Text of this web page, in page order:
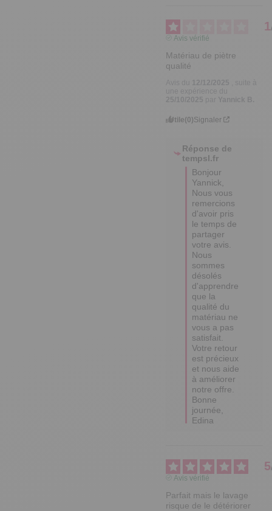
1
Avis vérifié
Matériau de piètre
qualité
12/12/2025
une expérience du
25/10/2025
par Yannick B.
Utile(0)Signaler
Réponse de
tempsl.fr
Bonjour
Yannick,
Nous vous
remercions
d'avoir pris
le temps de
partager
votre avis.
Nous
sommes
désolés
d'apprendre
que la
qualité du
matériau ne
vous a pas
satisfait.
Votre retour
est précieux
et nous aide
à améliorer
notre offre.
Bonne
journée,
Edina
5
Avis vérifié
Parfait mais le lavage
risque de le détériorer